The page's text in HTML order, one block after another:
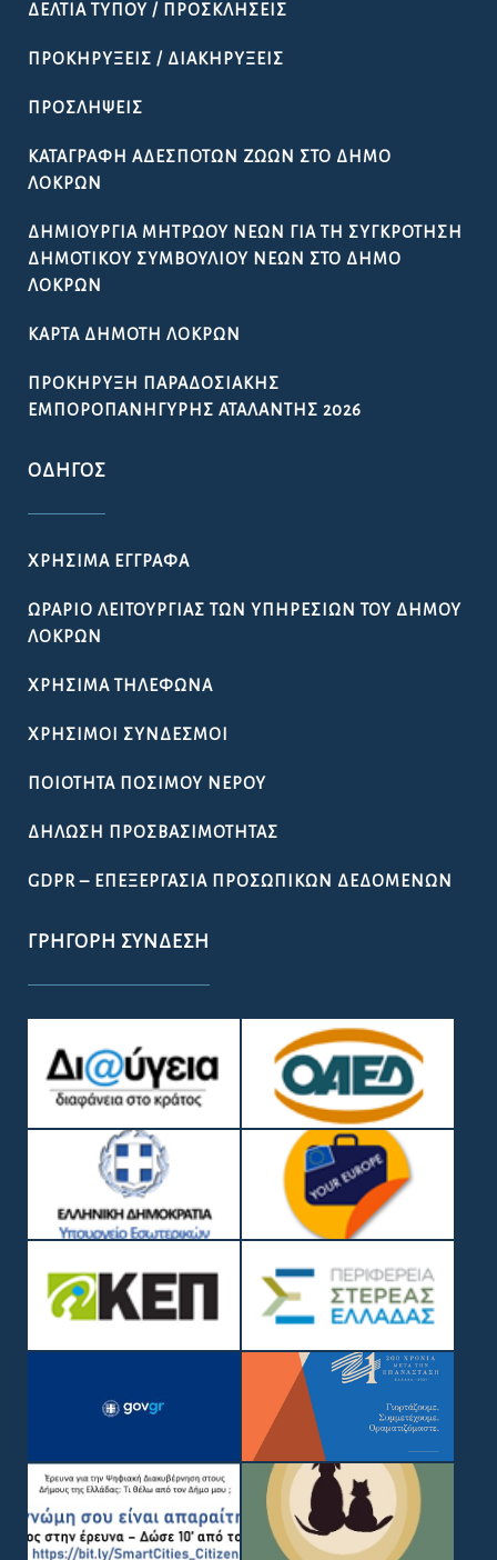
ΔΕΛΤΊΑ ΤΎΠΟΥ / ΠΡΟΣΚΛΉΣΕΙΣ
ΠΡΟΚΗΡΎΞΕΙΣ / ΔΙΑΚΗΡΎΞΕΙΣ
ΠΡΟΣΛΉΨΕΙΣ
ΚΑΤΑΓΡΑΦΉ ΑΔΈΣΠΟΤΩΝ ΖΏΩΝ ΣΤΟ ΔΉΜΟ
ΛΟΚΡΏΝ
ΔΗΜΙΟΥΡΓΊΑ ΜΗΤΡΏΟΥ ΝΈΩΝ ΓΙΑ ΤΗ ΣΥΓΚΡΌΤΗΣΗ
ΔΗΜΟΤΙΚΟΎ ΣΥΜΒΟΥΛΊΟΥ ΝΈΩΝ ΣΤΟ ΔΉΜΟ
ΛΟΚΡΏΝ
ΚΆΡΤΑ ΔΗΜΌΤΗ ΛΟΚΡΏΝ
ΠΡΟΚΉΡΥΞΗ ΠΑΡΑΔΟΣΙΑΚΉΣ
ΕΜΠΟΡΟΠΑΝΉΓΥΡΗΣ ΑΤΑΛΆΝΤΗΣ 2026
ΟΔΗΓΌΣ
ΧΡΉΣΙΜΑ ΈΓΓΡΑΦΑ
ΩΡΆΡΙΟ ΛΕΙΤΟΥΡΓΊΑΣ ΤΩΝ ΥΠΗΡΕΣΙΏΝ ΤΟΥ ΔΉΜΟΥ
ΛΟΚΡΏΝ
ΧΡΉΣΙΜΑ ΤΗΛΈΦΩΝΑ
ΧΡΉΣΙΜΟΙ ΣΎΝΔΕΣΜΟΙ
ΠΟΙΌΤΗΤΑ ΠΌΣΙΜΟΥ ΝΕΡΟΎ
ΔΉΛΩΣΗ ΠΡΟΣΒΑΣΙΜΌΤΗΤΑΣ
GDPR – ΕΠΕΞΕΡΓΑΣΙΑ ΠΡΟΣΩΠΙΚΩΝ ΔΕΔΟΜΕΝΩΝ
ΓΡΉΓΟΡΗ ΣΎΝΔΕΣΗ